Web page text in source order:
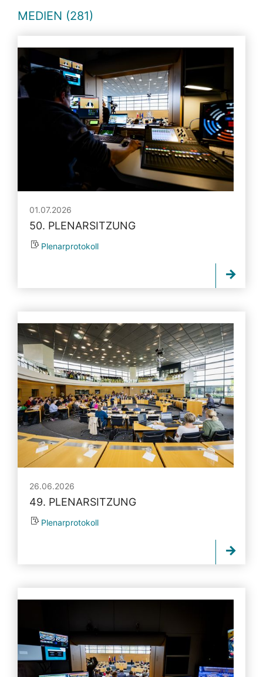
MEDIEN (281)
01.07.2026
50. PLENARSITZUNG
Plenarprotokoll
26.06.2026
49. PLENARSITZUNG
Plenarprotokoll